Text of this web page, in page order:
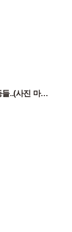
앨리즈맘 찢어지는 1등들..(사진 마니 못찌겄등...)